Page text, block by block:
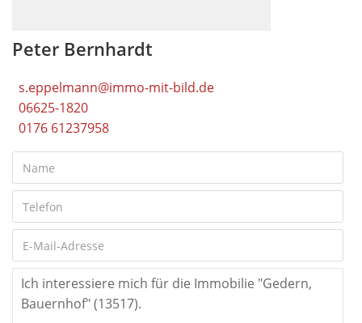
Peter Bernhardt
s.eppelmann@immo-mit-bild.de
06625-1820
0176 61237958